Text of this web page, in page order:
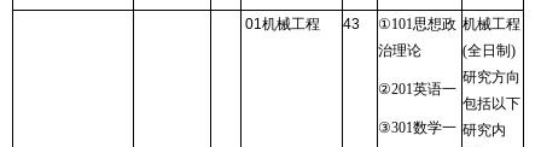
01机械工程 43 ①101思想政
治理论
②201英语一
③301数学一
机械工程
(全日制 )
研究方向
包括以下
研究内